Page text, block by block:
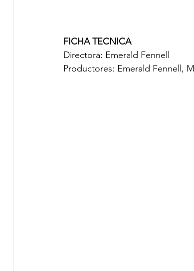
FICHA TECNICA
Directora: Emerald Fennell
Productores: Emerald Fennell,